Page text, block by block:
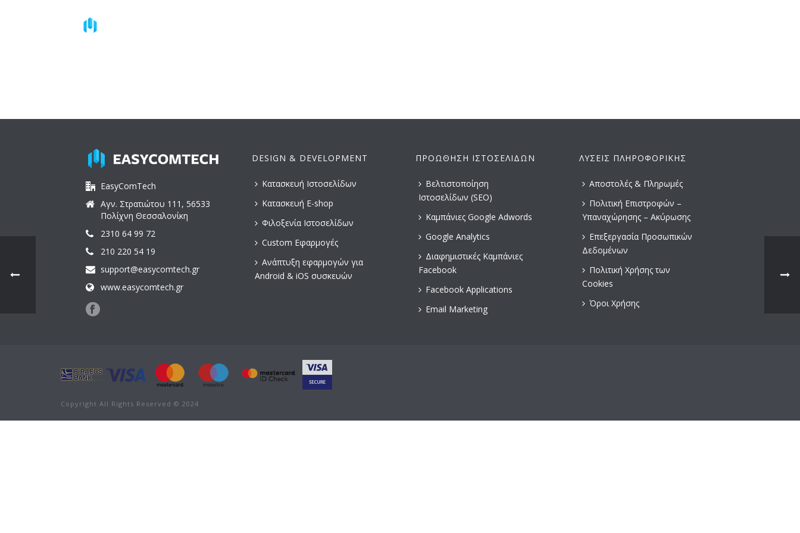
EasyComTech
Αγν. Στρατιώτου 111, 56533
Πολίχνη Θεσσαλονίκη
2310 64 99 72
210 220 54 19
support@easycomtech.gr
www.easycomtech.gr
DESIGN & DEVELOPMENT
Κατασκευή Ιστοσελίδων
Κατασκευή E-shop
Φιλοξενία Ιστοσελίδων
Custom Εφαρμογές
Ανάπτυξη εφαρμογών για
Android & iOS συσκευών
ΠΡΟΏΘΗΣΗ ΙΣΤΟΣΕΛΊΔΩΝ
Βελτιστοποίηση
Ιστοσελίδων (SEO)
Καμπάνιες Google Adwords
Google Analytics
Διαφημιστικές Καμπάνιες
Facebook
Facebook Applications
Email Marketing
ΛΎΣΕΙΣ ΠΛΗΡΟΦΟΡΙΚΉΣ
Αποστολές & Πληρωμές
Πολιτική Επιστροφών –
Υπαναχώρησης – Ακύρωσης
Επεξεργασία Προσωπικών
Δεδομένων
Πολιτική Χρήσης των
Cookies
Όροι Χρήσης
Copyright All Rights Reserved © 2024